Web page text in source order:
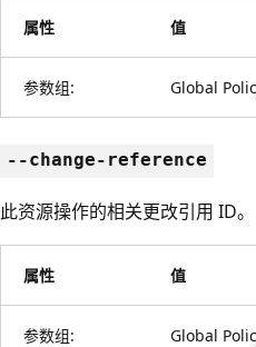
属性 值
参数组: Global
--change-reference
此资源操作的相关更改引用 ID。
属性 值
参数组: Global